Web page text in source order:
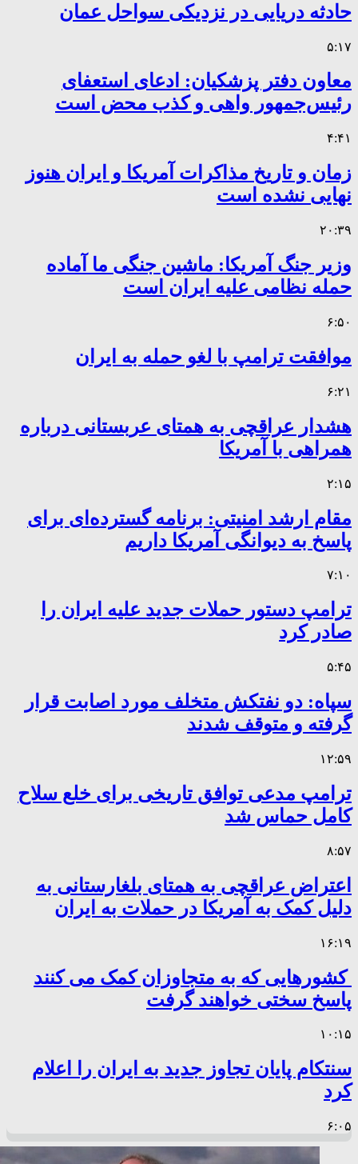
حادثه دریایی در نزدیکی سواحل عمان
۵:۱۷
معاون دفتر پزشکیان: ادعای استعفای
رئیس‌جمهور واهی و کذب محض است
۴:۴۱
زمان و تاریخ مذاکرات آمریکا و ایران هنوز
نهایی نشده است
۲۰:۳۹
وزیر جنگ آمریکا: ماشین جنگی ما آماده
حمله نظامی علیه ایران است
۶:۵۰
موافقت ترامپ با لغو حمله به ایران
۶:۲۱
هشدار عراقچی به همتای عربستانی درباره
همراهی با آمریکا
۲:۱۵
مقام ارشد امنیتی: برنامه گسترده‌ای برای
پاسخ به دیوانگی آمریکا داریم
۷:۱۰
ترامپ دستور حملات جدید علیه ایران را
صادر کرد
۵:۴۵
سپاه: دو نفتکش متخلف مورد اصابت قرار
گرفته و متوقف شدند
۱۲:۵۹
ترامپ مدعی توافق تاریخی برای خلع سلاح
کامل حماس شد
۸:۵۷
اعتراض عراقچی به همتای بلغارستانی به
دلیل کمک به آمریکا در حملات به ایران
۱۶:۱۹
کشورهایی که به متجاوزان کمک می کنند
پاسخ سختی خواهند گرفت
۱۰:۱۵
سنتکام پایان تجاوز جدید به ایران را اعلام
کرد
۶:۰۵